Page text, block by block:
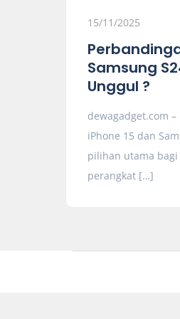
15/11/2025
Samsung
Unggul ?
dewagadget.com
iPhone 15 dan
pilihan utama bagi
perangkat […]